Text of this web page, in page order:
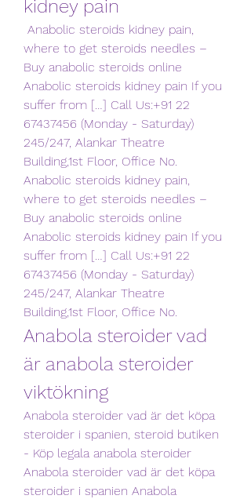
kidney pain
where to get steroids needles –
Buy anabolic steroids online
Anabolic steroids kidney pain If you
suffer from […] Call Us:+91 22
67437456 (Monday - Saturday)
245/247, Alankar Theatre
Building,1st Floor, Office No.
Anabolic steroids kidney pain,
where to get steroids needles –
Buy anabolic steroids online
Anabolic steroids kidney pain If you
suffer from […] Call Us:+91 22
67437456 (Monday - Saturday)
245/247, Alankar Theatre
Building,1st Floor, Office No.
Anabola steroider vad
är anabola steroider
viktökning
Anabola steroider vad är det köpa
steroider i spanien, steroid butiken
- Köp legala anabola steroider
Anabola steroider vad är det köpa
steroider i spanien Anabola